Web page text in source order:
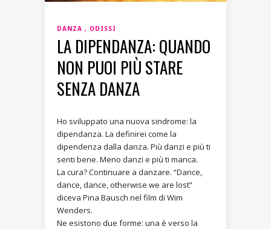
DANZA ODISSI
LA DIPENDANZA: QUANDO
NON PUOI PIÙ STARE
SENZA DANZA
Ho sviluppato una nuova sindrome: la
dipendanza. La definirei come la
dipendenza dalla danza. Più danzi e più ti
senti bene. Meno danzi e più ti manca.
La cura? Continuare a danzare. “Dance,
dance, dance, otherwise we are lost”
diceva Pina Bausch nel film di Wim
Wenders.
Ne esistono due forme: una è verso la